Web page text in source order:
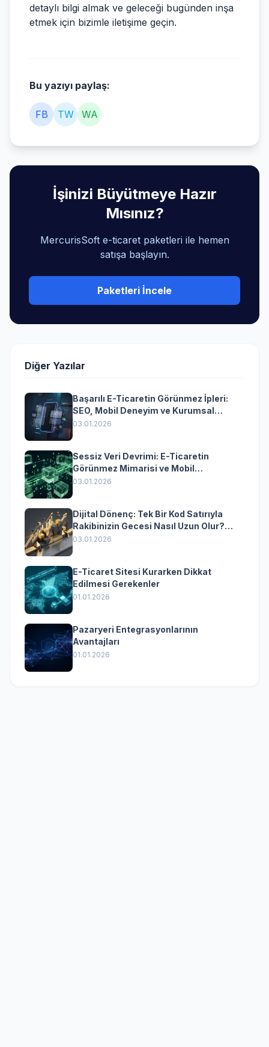
detaylı bilgi almak ve geleceği bugünden inşa
etmek için bizimle iletişime geçin.
Bu yazıyı paylaş:
FB TW WA
İşinizi Büyütmeye Hazır
Mısınız?
MercurisSoft e-ticaret paketleri ile hemen
satışa başlayın.
Paketleri İncele
Diğer Yazılar
Başarılı E-Ticaretin Görünmez İpleri:
SEO, Mobil Deneyim ve Kurumsal
Yazılımın Kazandıran Senkronizasyonu
03.01.2026
Sessiz Veri Devrimi: E-Ticaretin
Görünmez Mimarisi ve Mobil
Dönüşümün Kurumsal Anahtarı
03.01.2026
Dijital Dönenç: Tek Bir Kod Satırıyla
Rakibinizin Gecesi Nasıl Uzun Olur?
(Kurumsal Yazılımın Güçlü Rolü)
03.01.2026
E-Ticaret Sitesi Kurarken Dikkat
Edilmesi Gerekenler
01.01.2026
Pazaryeri Entegrasyonlarının
Avantajları
01.01.2026